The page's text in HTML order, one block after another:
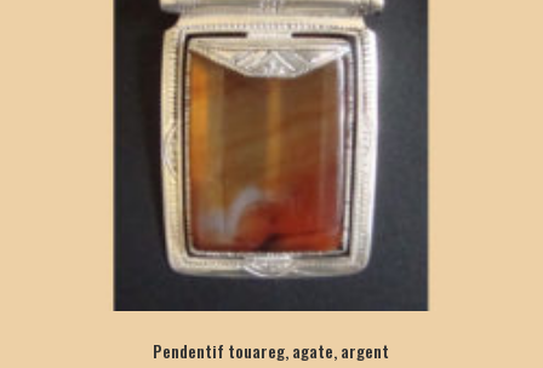
Pendentif touareg, agate, argent